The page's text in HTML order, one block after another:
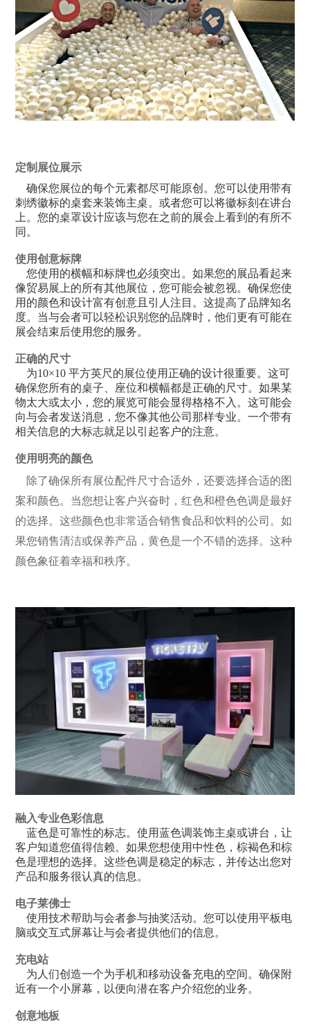
定制展位展示
确保您展位的每个元素都尽可能原创。您可以使用带有
刺绣徽标的桌套来装饰主桌。或者您可以将徽标刻在讲台
上。您的桌罩设计应该与您在之前的展会上看到的有所不
同。
使用创意标牌
您使用的横幅和标牌也必须突出。如果您的展品看起来
像贸易展上的所有其他展位，您可能会被忽视。确保您使
用的颜色和设计富有创意且引人注目。这提高了品牌知名
度。当与会者可以轻松识别您的品牌时，他们更有可能在
展会结束后使用您的服务。
正确的尺寸
为10×10 平方英尺的展位使用正确的设计很重要。这可
确保您所有的桌子、座位和横幅都是正确的尺寸。如果某
物太大或太小，您的展览可能会显得格格不入。这可能会
向与会者发送消息，您不像其他公司那样专业。一个带有
相关信息的大标志就足以引起客户的注意。
使用明亮的颜色
除了确保所有展位配件尺寸合适外，还要选择合适的图
案和颜色。当您想让客户兴奋时，红色和橙色色调是最好
的选择。这些颜色也非常适合销售食品和饮料的公司。如
果您销售清洁或保养产品，黄色是一个不错的选择。这种
颜色象征着幸福和秩序。
融入专业色彩信息
蓝色是可靠性的标志。使用蓝色调装饰主桌或讲台，让
客户知道您值得信赖。如果您想使用中性色，棕褐色和棕
色是理想的选择。这些色调是稳定的标志，并传达出您对
产品和服务很认真的信息。
电子莱佛士
使用技术帮助与会者参与抽奖活动。您可以使用平板电
脑或交互式屏幕让与会者提供他们的信息。
充电站
为人们创造一个为手机和移动设备充电的空间。确保附
近有一个小屏幕，以便向潜在客户介绍您的业务。
创意地板